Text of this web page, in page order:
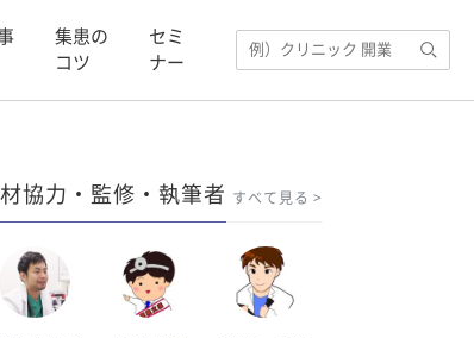
集患の
コツ
セミ
ナー
協力・監修・執筆者 すべて見る